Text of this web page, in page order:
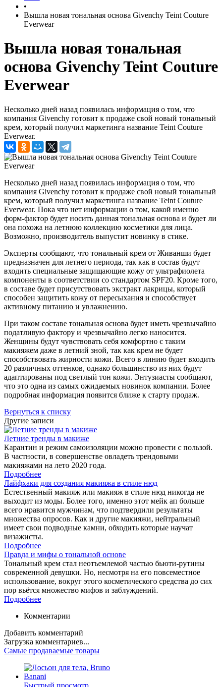
•
Вышла новая тональная основа Givenchy Teint Couture
Everwear
Вышла новая тональная
основа Givenchy Teint Couture
Everwear
Несколько дней назад появилась информация о том, что
компания Givenchy готовит к продаже свой новый тональный
крем, который получил маркетинга название Teint Couture
Everwear.
Несколько дней назад появилась информация о том, что
компания Givenchy готовит к продаже свой новый тональный
крем, который получил маркетинга название Teint Couture
Everwear. Пока что нет информации о том, какой именно
форм-фактор будет носить данная тональная основа и будет ли
она похожа на летнюю коллекцию косметики для лица.
Возможно, производитель выпустит новинку в стике.
Эксперты сообщают, что тональный крем от Живанши будет
предназначен для летнего периода, так как в состав будут
входить специальные защищающие кожу от ультрафиолета
компоненты в соответствии со стандартом SPF20. Кроме того,
в составе будет присутствовать экстракт лакрицы, который
способен защитить кожу от пересыхания и способствует
активному питанию и увлажнению.
При таком составе тональная основа будет иметь чрезвычайно
податливую фактору и чрезвычайно легко наносится.
Женщины будут чувствовать себя комфортно с таким
макияжем даже в летний зной, так как крем не будет
способствовать жирности кожи. Всего в линию будет входить
20 различных оттенков, однако большинство из них будут
адаптированы под светлый тон кожи. Энтузиасты сообщают,
что это одна из самых ожидаемых новинок компании. Более
подробная информация появится ближе к старту продаж.
Вернуться к списку
Другие записи
Летние тренды в макиже
Карантин и режим самоизоляции можно провести с пользой.
В частности, в совершенстве овладеть трендовыми
макияжами на лето 2020 года.
Подробнее
Лайфхаки для создания макияжа в стиле нюд
Естественный макияж или макияж в стиле нюд никогда не
выходит из моды. Более того, именно этот мейк ап больше
всего нравится мужчинам, что подтвердили результаты
множества опросов. Как и другие макияжи, нейтральный
имеет свои подводные камни, обходить которые научат
визажисты.
Подробнее
Правда и мифы о тональной основе
Тональный крем стал неотъемлемой частью бьюти-рутины
современной девушки. Но, несмотря на его повсеместное
использование, вокруг этого косметического средства до сих
пор вьётся множество мифов и заблуждений.
Подробнее
Комментарии
Добавить комментарий
Загрузка комментариев...
Самые продаваемые товары
Быстрый просмотр